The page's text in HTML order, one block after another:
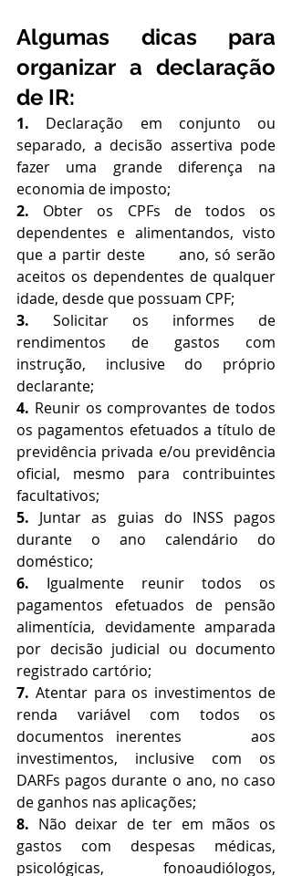
Algumas dicas para
organizar a declaração
de IR:
1. Declaração em conjunto ou
separado, a decisão assertiva pode
fazer uma grande diferença na
economia de imposto;
2. Obter os CPFs de todos os
dependentes e alimentandos, visto
que a partir deste      ano, só serão
aceitos os dependentes de qualquer
idade, desde que possuam CPF;
3. Solicitar os informes de
rendimentos de gastos com
instrução, inclusive do próprio
declarante;
4. Reunir os comprovantes de todos
os pagamentos efetuados a título de
previdência privada e/ou previdência
oficial, mesmo para contribuintes
facultativos;
5. Juntar as guias do INSS pagos
durante o ano calendário do
doméstico;
6. Igualmente reunir todos os
pagamentos efetuados de pensão
alimentícia, devidamente amparada
por decisão judicial ou documento
registrado cartório;
7. Atentar para os investimentos de
renda variável com todos os
documentos inerentes      aos
investimentos, inclusive com os
DARFs pagos durante o ano, no caso
de ganhos nas aplicações;
8. Não deixar de ter em mãos os
gastos com despesas médicas,
psicológicas,      fonoaudiólogos,